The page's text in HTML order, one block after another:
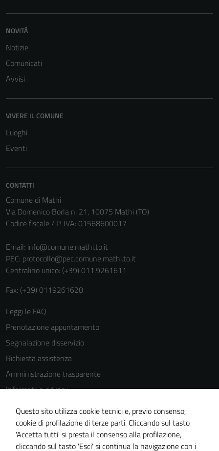
NOVITÀ
Notizie
Comunicati
Avvisi
VIVERE IL COMUNE
Luoghi
Eventi
CONTATTI
Comune di Mathi
Via Domenico Borla n. 21, 10075 Mathi (TO)
Codice fiscale / P. IVA: 01568600017
Email: info@comune.mathi.to.it
PEC: protocollo@pec.comune.mathi.to.it
Centralino unico: (+39) 011.9261611
Fax: (+39) 0119261628
Leggi le FAQ
Prenotazione appuntamento
Segnalazione disservizio
Richiesta assistenza
Amministrazione trasparente
Informativa privacy
Note legali
Dichiarazione di accessibilità
Questo sito utilizza cookie tecnici e, previo consenso,
cookie di profilazione di terze parti. Cliccando sul tasto
'Accetta tutti' si presta il consenso alla profilazione,
cliccando sul tasto 'Esci' si continua la navigazione con i
informazioni